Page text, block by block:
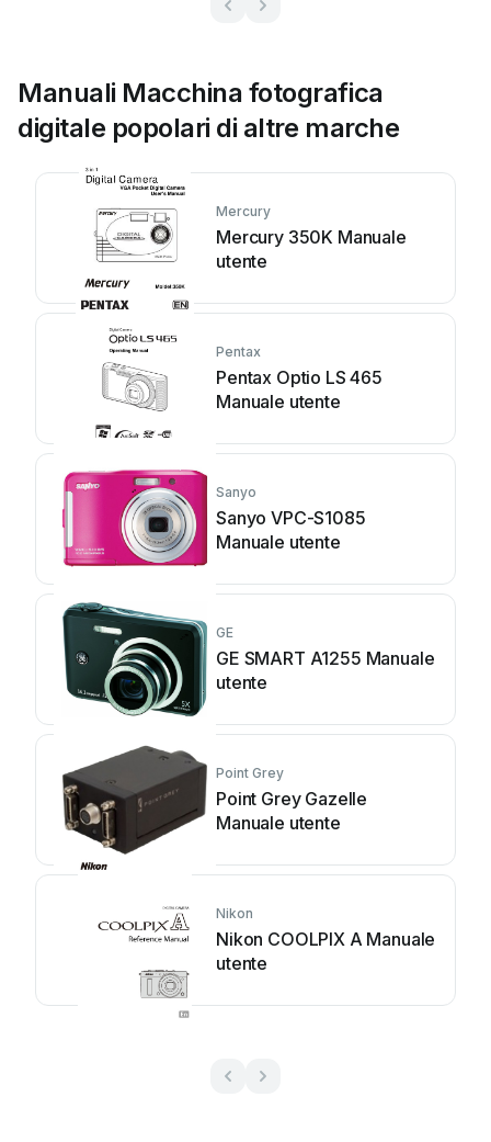
Manuali Macchina fotografica
digitale popolari di altre marche
Mercury
Mercury 350K Manuale
utente
Pentax
Pentax Optio LS 465
Manuale utente
Sanyo
Sanyo VPC-S1085
Manuale utente
GE
GE SMART A1255 Manuale
utente
Point Grey
Point Grey Gazelle
Manuale utente
Nikon
Nikon COOLPIX A Manuale
utente